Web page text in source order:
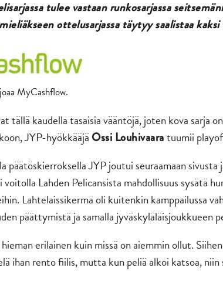
tulee vastaan runkosarjassa
ottelusarjassa täytyy saalistaa
MyCashflow.
tällä kaudella tasaisia vääntöjä, joten kova sarja
JYP-hyökkääjäOssi Louhivaaratuumii
päätöskierroksella JYP joutui seuraamaan
voitolla Lahden Pelicansista mahdollisuus sysätä
Lahtelaissikermä oli kuitenkin kamppailussa
päättymistä ja samalla jyväskyläläisjoukkueen
erilainen kuin missä on aiemmin ollut.
ihan rento fiilis, mutta kun peliä alkoi katsoa,